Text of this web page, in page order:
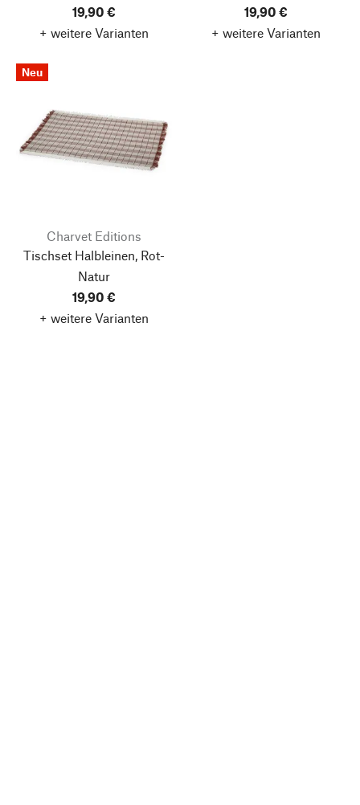
19,90 €
+ weitere Varianten
19,90 €
+ weitere Varianten
Neu
Charvet Editions
Tischset Halbleinen, Rot-
Natur
19,90 €
+ weitere Varianten